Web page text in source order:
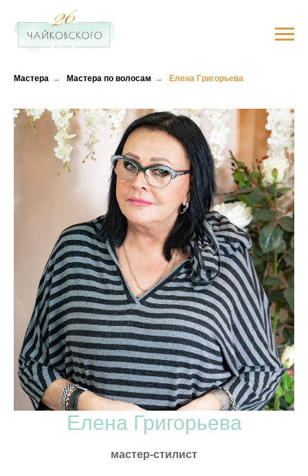
Мастера → Мастера по волосам → Елена Григорьева
Елена Григорьева
мастер-стилист